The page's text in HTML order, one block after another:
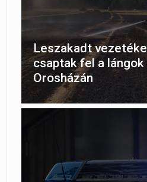
Leszakadt
csaptak fel a lángok
Orosházán